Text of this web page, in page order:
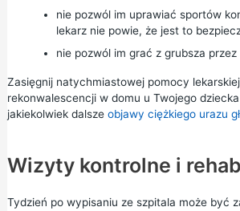
nie pozwól im uprawiać sportów
lekarz nie powie, że jest to
nie pozwól im grać z grubsza przez
Zasięgnij natychmiastowej pomocy
rekonwalescencji w domu u Twojego
jakiekolwiek dalsze objawy ciężkiego urazu
Wizyty kontrolne i
Tydzień po wypisaniu ze szpitala może być